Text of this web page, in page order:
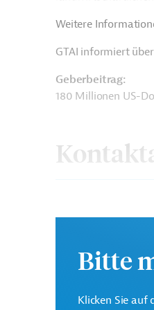
Weitere
GTAI informiert
Geberbeitrag:
180 Millionen US-
Entwicklungsbank
Bitte
Klicken Sie auf